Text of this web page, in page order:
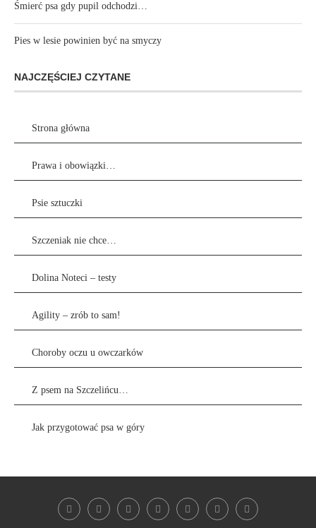
Śmierć psa gdy pupil odchodzi…
Pies w lesie powinien być na smyczy
NAJCZĘŚCIEJ CZYTANE
Strona główna
Prawa i obowiązki…
Psie sztuczki
Szczeniak nie chce…
Dolina Noteci – testy
Agility – zrób to sam!
Choroby oczu u owczarków
Z psem na Szczelińcu…
Jak przygotować psa w góry